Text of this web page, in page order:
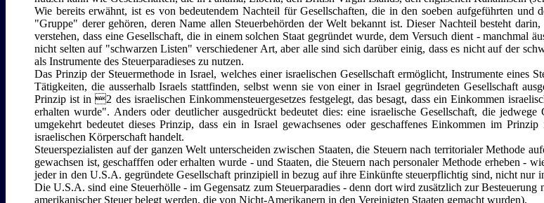
Wie bereits erwähnt, ist es von bedeutendem Nachteil für Gesellschaften, die in den soeben aufgeführten und
"Gruppe" derer gehören, deren Name allen Steuerbehörden der Welt bekannt ist. Dieser Nachteil besteht
verstehen, dass eine Gesellschaft, die in einem solchen Staat gegründet wurde, dem Versuch dient - manchmal
nicht selten auf "schwarzen Listen" verschiedener Art, aber alle sind sich darüber einig, dass es nicht auf der
als Instrumente des Steuerparadieses zu nutzen.
Das Prinzip der Steuermethode in Israel, welches einer israelischen Gesellschaft ermöglicht, Instrumente eines
Tätigkeiten, die ausserhalb Israels stattfinden, selbst wenn sie von einer in Israel gegründeten Gesellschaft
Prinzip ist in 2 des israelischen Einkommensteuergesetzes festgelegt, das besagt, dass ein Einkommen
erhalten wurde". Anders oder deutlicher ausgedrückt bedeutet dies: eine israelische Gesellschaft, die
umgekehrt bedeutet dieses Prinzip, dass ein in Israel gewachsenes oder geschaffenes Einkommen im
israelischen Körperschaft handelt.
Steuerspezialisten auf der ganzen Welt unterscheiden zwischen Staaten, die Steuern nach territorialer Methode
gewachsen ist, geschafffen oder erhalten wurde - und Staaten, die Steuern nach personaler Methode erheben -
jeder in den U.S.A. gegründete Gesellschaft prinzipiell in bezug auf ihre Einkünfte steuerpflichtig sind, nicht nur
Die U.S.A. sind eine Steuerhölle - im Gegensatz zum Steuerparadies - denn dort wird zusätzlich zur
amerikanischer Steuer belegt werden, die von Nicht-Amerikanern in den Vereinigten Staaten gemacht wurden).